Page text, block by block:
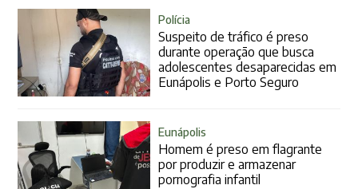
Polícia
Suspeito de tráfico é preso
durante operação que busca
adolescentes desaparecidas em
Eunápolis e Porto Seguro
Eunápolis
Homem é preso em flagrante
por produzir e armazenar
pornografia infantil